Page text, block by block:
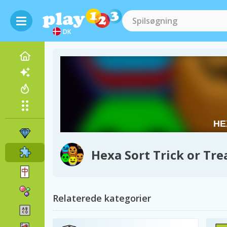
DK
Hexa Sort Trick or
Relaterede kategorier